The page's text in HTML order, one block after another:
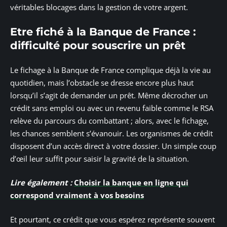
véritables blocages dans la gestion de votre argent.
Etre fiché à la Banque de France :
difficulté pour souscrire un prêt
Le fichage à la Banque de France complique déjà la vie au
quotidien, mais l’obstacle se dresse encore plus haut
lorsqu’il s’agit de demander un prêt. Même décrocher un
crédit sans emploi ou avec un revenu faible comme le RSA
relève du parcours du combattant ; alors, avec le fichage,
les chances semblent s’évanouir. Les organismes de crédit
disposent d’un accès direct à votre dossier. Un simple coup
d’œil leur suffit pour saisir la gravité de la situation.
Lire également : Choisir la banque en ligne qui
correspond vraiment à vos besoins
Et pourtant, ce crédit que vous espérez représente souvent